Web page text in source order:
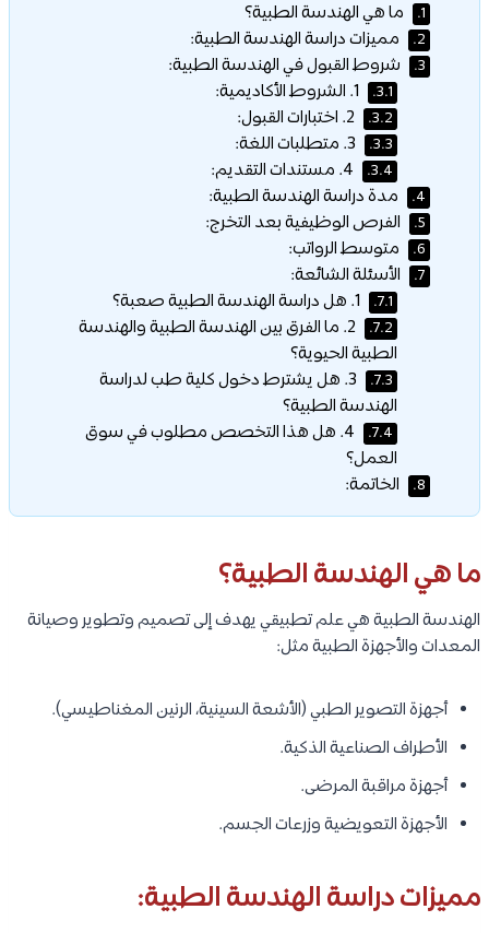
1. ما هي الهندسة الطبية؟
2. مميزات دراسة الهندسة الطبية:
3. شروط القبول في الهندسة الطبية:
3.1.
3.2.
3.3.
3.4.
4. مدة دراسة الهندسة الطبية:
5. الفرص الوظيفية بعد التخرج:
6. متوسط الرواتب:
7. الأسئلة الشائعة:
7.1.
7.2.
2. ما الفرق بين الهندسة الطبية والهندسة
الطبية الحيوية؟
7.3.
3. هل يشترط دخول كلية طب لدراسة
الهندسة الطبية؟
7.4.
4. هل هذا التخصص مطلوب في سوق
العمل؟
8. الخاتمة:
ما هي الهندسة الطبية؟
الهندسة الطبية هي علم تطبيقي يهدف إلى تصميم وتطوير وصيانة
المعدات والأجهزة الطبية مثل:
أجهزة التصوير الطبي (الأشعة السينية، الرنين المغناطيسي).
الأطراف الصناعية الذكية.
أجهزة مراقبة المرضى.
الأجهزة التعويضية وزرعات الجسم.
مميزات دراسة الهندسة الطبية: